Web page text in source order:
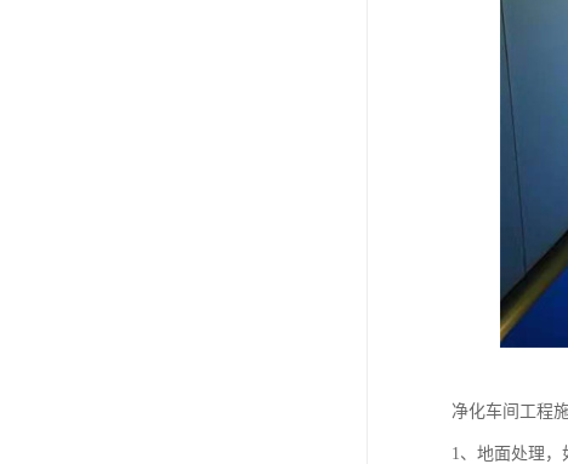
净化车间工程
1、地面处理，